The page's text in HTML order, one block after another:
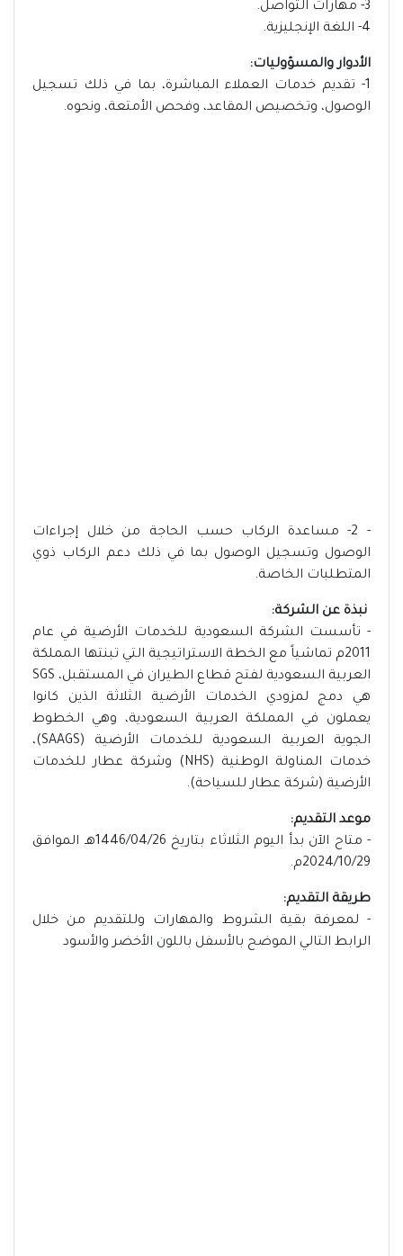
3- مهارات التواصل.
4- اللغة الإنجليزية.
الأدوار والمسؤوليات:
1- تقديم خدمات العملاء المباشرة، بما في ذلك تسجيل
الوصول، وتخصيص المقاعد، وفحص الأمتعة، ونحوه.
- 2- مساعدة الركاب حسب الحاجة من خلال إجراءات
الوصول وتسجيل الوصول بما في ذلك دعم الركاب ذوي
المتطلبات الخاصة.
نبذة عن الشركة:
- تأسست الشركة السعودية للخدمات الأرضية في عام
2011م تماشياً مع الخطة الاستراتيجية التي تبنتها المملكة
العربية السعودية لفتح قطاع الطيران في المستقبل، SGS
هي دمج لمزودي الخدمات الأرضية الثلاثة الذين كانوا
يعملون في المملكة العربية السعودية، وهي الخطوط
الجوية العربية السعودية للخدمات الأرضية (SAAGS)،
خدمات المناولة الوطنية (NHS) وشركة عطار للخدمات
الأرضية (شركة عطار للسياحة).
موعد التقديم:
- متاح الآن بدأ اليوم الثلاثاء بتاريخ 1446/04/26هـ الموافق
2024/10/29م.
طريقة التقديم:
- لمعرفة بقية الشروط والمهارات وللتقديم من خلال
الرابط التالي الموضح بالأسفل باللون الأخضر والأسود